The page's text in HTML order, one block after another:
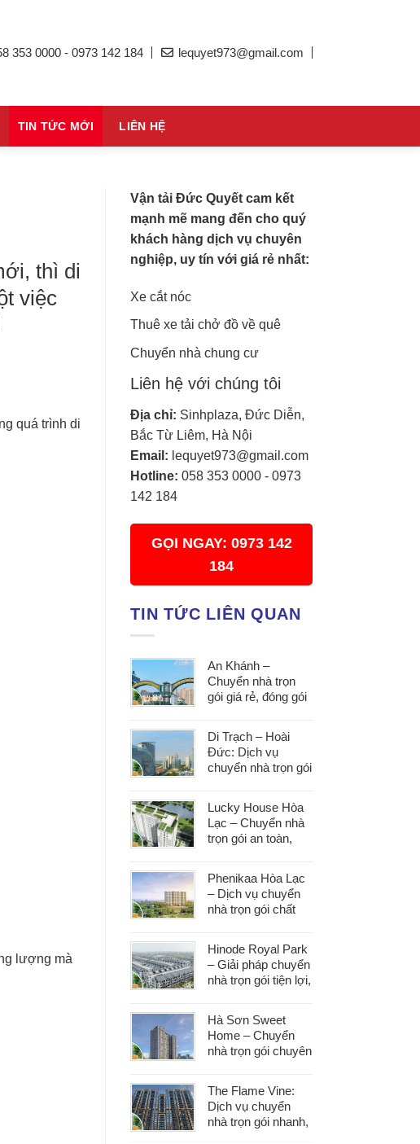
353 0000 - 0973 142 184 lequyet973@gmail.com
TIN TỨC MỚI LIÊN HỆ
thì di
việc
quá trình di
lượng mà
Vận tải Đức Quyết cam kết
mạnh mẽ mang đến cho quý
khách hàng dịch vụ chuyên
nghiệp, uy tín với giá rẻ nhất:
Xe cắt nóc
Thuê xe tải chở đồ về quê
Chuyển nhà chung cư
Liên hệ với chúng tôi
Địa chỉ: Sinhplaza, Đức Diễn,
Bắc Từ Liêm, Hà Nội
Email: lequyet973@gmail.com
Hotline: 058 353 0000 - 0973
142 184
GỌI NGAY: 0973 142
184
TIN TỨC LIÊN QUAN
An Khánh –
Chuyển nhà trọn
gói giá rẻ, đóng gói
Di Trạch – Hoài
Đức: Dịch vụ
chuyển nhà trọn gói
dọn
Lucky House Hòa
Lạc – Chuyển nhà
trọn gói an toàn,
Phenikaa Hòa Lạc
– Dịch vụ chuyển
nhà trọn gói chất
Hinode Royal Park
– Giải pháp chuyển
nhà trọn gói tiện lợi,
Hà Sơn Sweet
Home – Chuyển
nhà trọn gói chuyên
khâu
The Flame Vine:
Dịch vụ chuyển
nhà trọn gói nhanh,